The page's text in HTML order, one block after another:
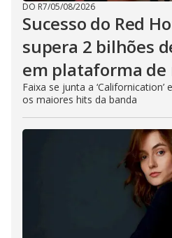
DO R7/05/08/2026
Sucesso do Red
supera 2 bilhões
em plataforma de
Faixa se junta a ‘Californication’
os maiores hits da banda